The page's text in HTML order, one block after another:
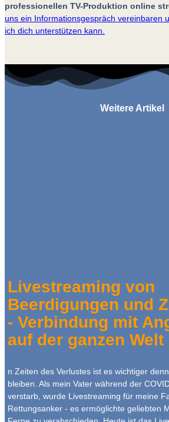
professionellen TV-Produktion online
uns ein Informationsgespräch vereinbaren
ich dich unterstützen kann.
Weitere Artikel
Livestreaming von
Beerdigungen und
- Verbindung mit
auf der ganzen Welt
n Zeiten des Verlustes ist es wichtiger
bleiben. Als mein Vater während der
verstarb, wurde Livestreaming für meine
Rettungsanker - es ermöglichte geliebten